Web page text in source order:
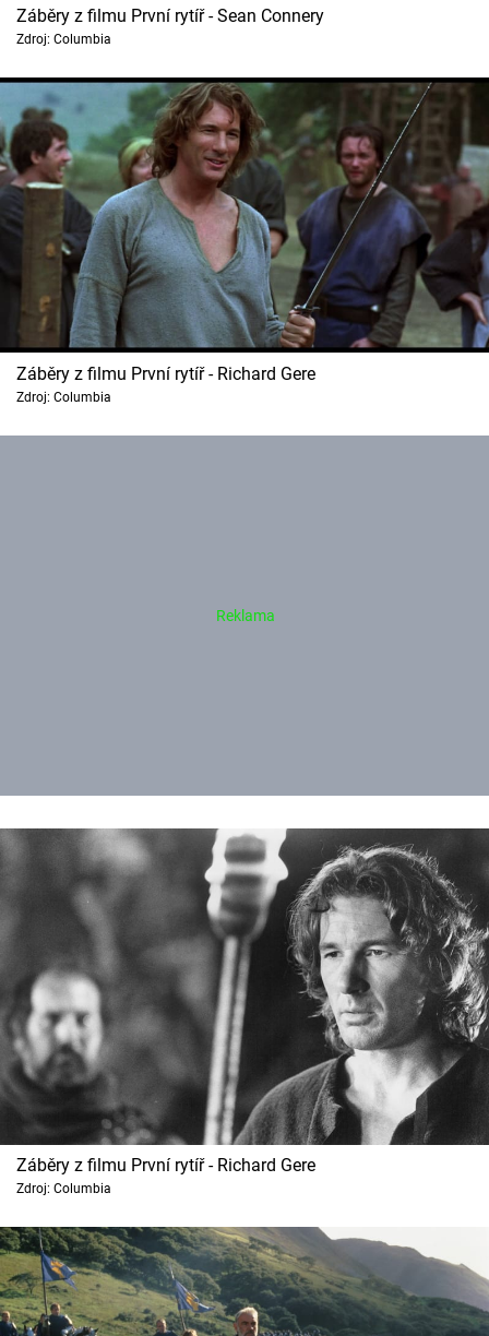
Záběry z filmu První rytíř - Sean Connery
Zdroj: Columbia
Záběry z filmu První rytíř - Richard Gere
Zdroj: Columbia
Záběry z filmu První rytíř - Richard Gere
Zdroj: Columbia